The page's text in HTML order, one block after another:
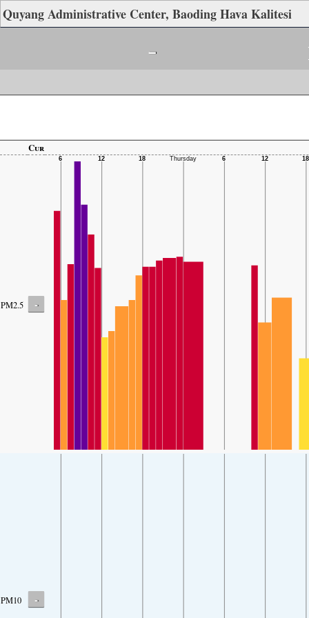
Quyang Administrative Center, Baoding Hava Kalitesi
-
Cur
PM2.5 -
PM10 -